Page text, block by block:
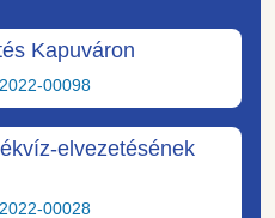
Kapuváron
00098
elvezetésének
00028